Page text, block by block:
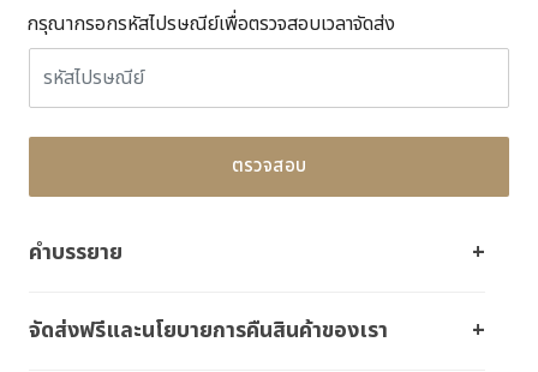
กรุณากรอกรหัสไปรษณีย์เพื่อตรวจสอบเวลาจัดส่ง
ตรวจสอบ
คำบรรยาย
จัดส่งฟรีและนโยบายการคืนสินค้าของเรา